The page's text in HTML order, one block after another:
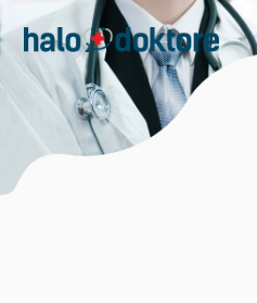
Tražite doktora?
Prijava